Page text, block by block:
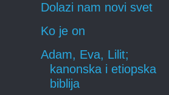
Dolazi nam novi svet
Ko je on
Adam, Eva, Lilit;
kanonska i etiopska
biblija